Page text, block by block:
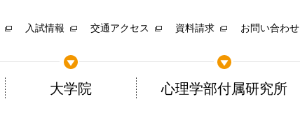
大学院 心理学部付属研究所
入試情報 交通アクセス 資料請求 お問い合わせ